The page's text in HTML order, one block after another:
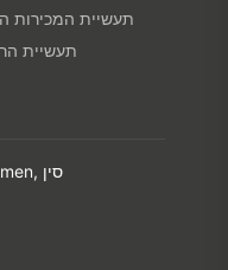
תעשיית המכירות
תעשיית
Add: 1-5F, מספר 8, Gaoqi דרום 12, Xiamen, סין